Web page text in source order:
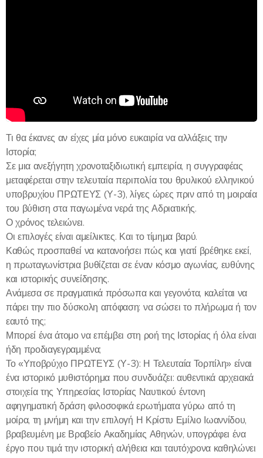
Τι θα έκανες αν είχες μία μόνο ευκαιρία να αλλάξεις την
Ιστορία;
Σε μια ανεξήγητη χρονοταξιδιωτική εμπειρία, η συγγραφέας
μεταφέρεται στην τελευταία περιπολία του θρυλικού ελληνικού
υποβρυχίου ΠΡΩΤΕΥΣ (Υ-3), λίγες ώρες πριν από τη μοιραία
του βύθιση στα παγωμένα νερά της Αδριατικής.
Ο χρόνος τελειώνει.
Οι επιλογές είναι αμείλικτες. Και το τίμημα βαρύ.
Καθώς προσπαθεί να κατανοήσει πώς και γιατί βρέθηκε εκεί,
η πρωταγωνίστρια βυθίζεται σε έναν κόσμο αγωνίας, ευθύνης
και ιστορικής συνείδησης.
Ανάμεσα σε πραγματικά πρόσωπα και γεγονότα, καλείται να
πάρει την πιο δύσκολη απόφαση: να σώσει το πλήρωμα ή τον
εαυτό της;
Μπορεί ένα άτομο να επέμβει στη ροή της Ιστορίας ή όλα είναι
ήδη προδιαγεγραμμένα;
Το «Υποβρύχιο ΠΡΩΤΕΥΣ (Υ-3): Η Τελευταία Τορπίλη» είναι
ένα ιστορικό μυθιστόρημα που συνδυάζει: αυθεντικά αρχειακά
στοιχεία της Υπηρεσίας Ιστορίας Ναυτικού έντονη
αφηγηματική δράση φιλοσοφικά ερωτήματα γύρω από τη
μοίρα, τη μνήμη και την επιλογή Η Κρίστυ Εμίλιο Ιωαννίδου,
βραβευμένη με Βραβείο Ακαδημίας Αθηνών, υπογράφει ένα
έργο που τιμά την ιστορική αλήθεια και ταυτόχρονα καθηλώνει